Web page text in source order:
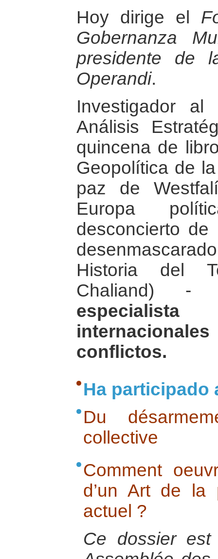
Hoy dirige el
Gobernanza
presidente de
Operandi.
Investigador
Análisis
quincena de
Geopolítica de
paz de
Europa
desconcierto de
Historia del
Chaliand) -
conflictos.
Ha participado
Du
collective
Comment
d’un Art de la
actuel ?
Ce dossier